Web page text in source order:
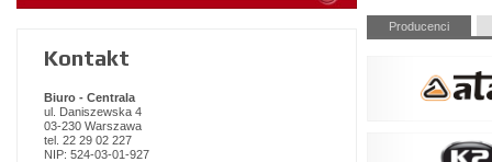
Pomiń
nawigacje
Producenci
Kontakt
Biuro - Centrala
ul. Daniszewska 4
03-230 Warszawa
tel. 22 29 02 227
NIP: 524-03-01-927